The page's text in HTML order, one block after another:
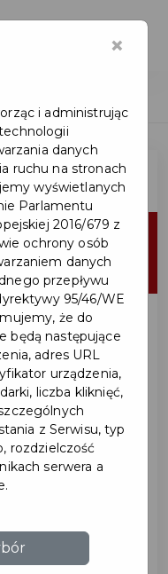
×
i administrując
danych
ruchu na stronach
wyświetlanych
Parlamentu
2016/679 z
ochrony osób
danych
przepływu
95/46/WE
że do
będą następujące
adres URL
urządzenia,
liczba kliknięć,
z Serwisu, typ
rozdzielczość
serwera a